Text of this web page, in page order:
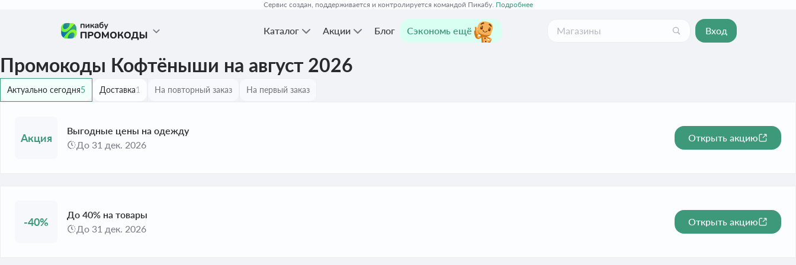
Сервис создан, поддерживается и контролируется командой Пикабу. Подробнее
Каталог Акции Блог Сэкономь ещё Вход
Промокоды Кофтёныши на август 2026
Актуально сегодня5 Доставка1 На повторный заказ На первый заказ
Выгодные цены на одежду
До 31 дек. 2026
Открыть акцию
-40%
До 40% на товары
До 31 дек. 2026
Открыть акцию